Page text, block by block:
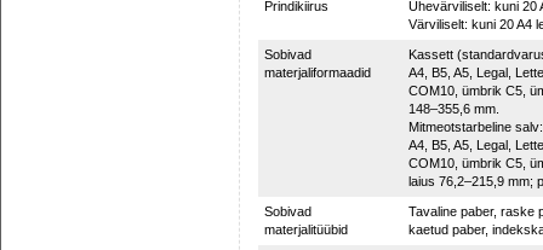
Prindikiirus
Ühevärviliselt: kuni 20
Värviliselt: kuni 20 A4
Sobivad
materjaliformaadid
Kassett
A4, B5, A5, Legal,
COM10, ümbrik C5,
148–355,6 mm.
Mitmeotstarbeline salv:
A4, B5, A5, Legal,
COM10, ümbrik C5,
laius 76,2–215,9 mm;
Sobivad
materjalitüübid
Tavaline paber, raske
kaetud paber,